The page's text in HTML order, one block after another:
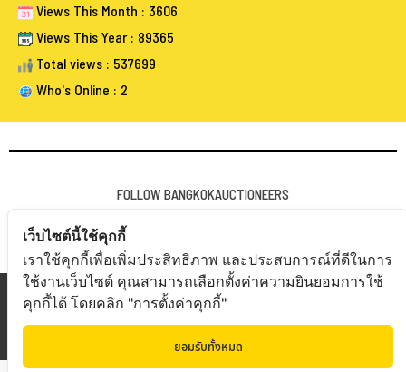
Views This Month : 3606
Views This Year : 89365
Total views : 537699
Who's Online : 2
FOLLOW BANGKOKAUCTIONEERS
Copyright © 2019 Bangkokauctioneers | Credits
Powered by Bangkokauctioneers
เว็บไซต์นี้ใช้คุกกี้
เราใช้คุกกี้เพื่อเพิ่มประสิทธิภาพ และประสบการณ์ที่ดีในการ
ใช้งานเว็บไซต์ คุณสามารถเลือกตั้งค่าความยินยอมการใช้
คุกกี้ได้ โดยคลิก "การตั้งค่าคุกกี้"
ยอมรับทั้งหมด